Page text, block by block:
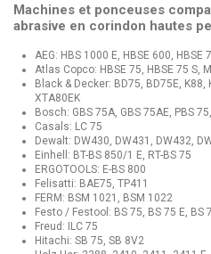
Machines et ponceuses
abrasive en corindon hautes
AEG: HBS 1000 E, HBSE 600, HBSE
Atlas Copco: HBSE 75, HBSE 75 S,
Black & Decker: BD75, BD75E, K88,
XTA80EK
Bosch: GBS 75A, GBS 75AE, PBS
Casals: LC 75
Dewalt: DW430, DW431, DW432,
Einhell: BT-BS 850/1 E, RT-BS 75
ERGOTOOLS: E-BS 800
Felisatti: BAE75, TP411
FERM: BSM 1021, BSM 1022
Festo / Festool: BS 75, BS 75 E, BS
Freud: ILC 75
Hitachi: SB 75, SB 8V2